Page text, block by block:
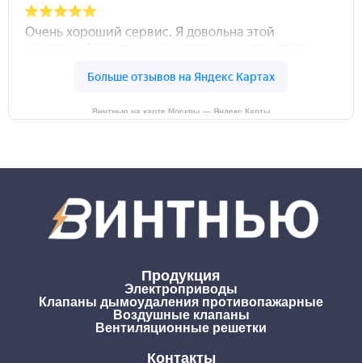
Винтнью на карте Москвы — Яндекс Карты
Продукция
Электроприводы
Клапаны дымоудаления противопажарные
Воздушные клапаны
Вентиляционные решетки
Контакты